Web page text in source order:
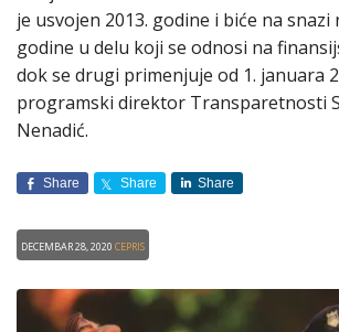
je usvojen 2013. godine i biće na snazi
godine u delu koji se odnosi na
dok se drugi primenjuje od 1. januara
programski direktor Transparetnosti
Nenadić.
Share Share Share
Decembar 28, 2020CEPRIS